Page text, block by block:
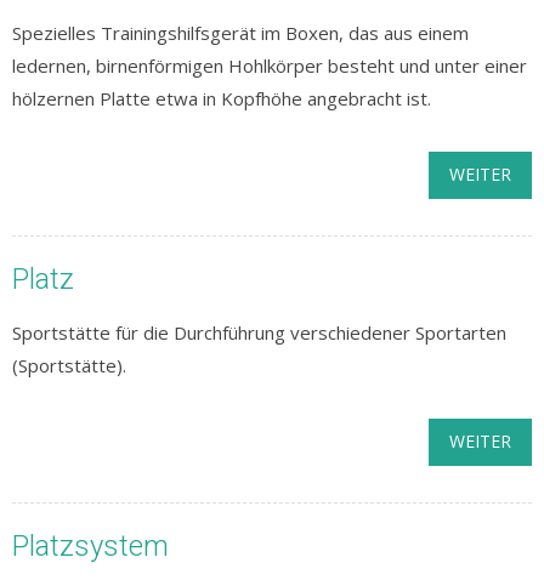
Spezielles Trainingshilfsgerät im Boxen, das aus einem
ledernen, birnenförmigen Hohlkörper besteht und unter einer
hölzernen Platte etwa in Kopfhöhe angebracht ist.
WEITER
Platz
Sportstätte für die Durchführung verschiedener Sportarten
(Sportstätte).
WEITER
Platzsystem